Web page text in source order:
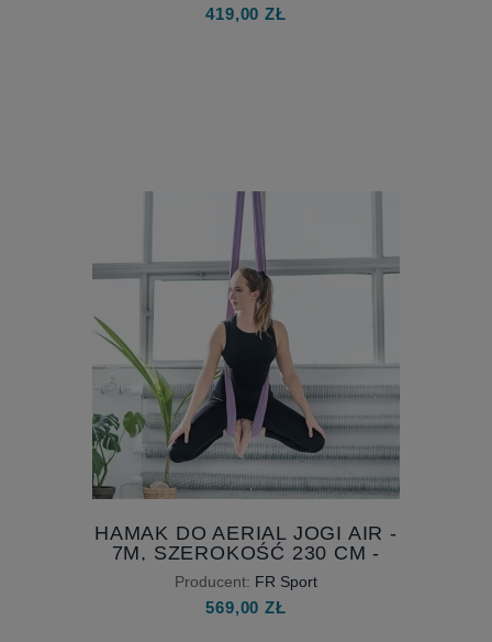
419,00 ZŁ
HAMAK DO AERIAL JOGI AIR -
7M, SZEROKOŚĆ 230 CM -
AKROBATYKA I JOGA
POWIETRZNA
Producent: FR Sport
569,00 ZŁ